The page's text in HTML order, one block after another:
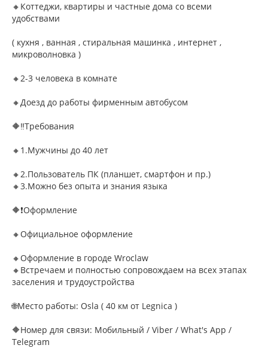
🔸Коттеджи, квартиры и частные дома со всеми
удобствами
( кухня , ванная , стиральная машинка , интернет ,
микроволновка )
🔸2-3 человека в комнате
🔸Доезд до работы фирменным автобусом
🔶‼Требования
🔸1.Мужчины до 40 лет
🔸2.Пользователь ПК (планшет, смартфон и пр.)
🔸3.Можно без опыта и знания языка
🔶❗Оформление
🔸Официальное оформление
🔸Оформление в городе Wroclaw
🔸Встречаем и полностью сопровождаем на всех этапах
заселения и трудоустройства
🌐Место работы: Osla ( 40 км от Legnica )
🔶Номер для связи: Мобильный / Viber / What's App /
Telegram